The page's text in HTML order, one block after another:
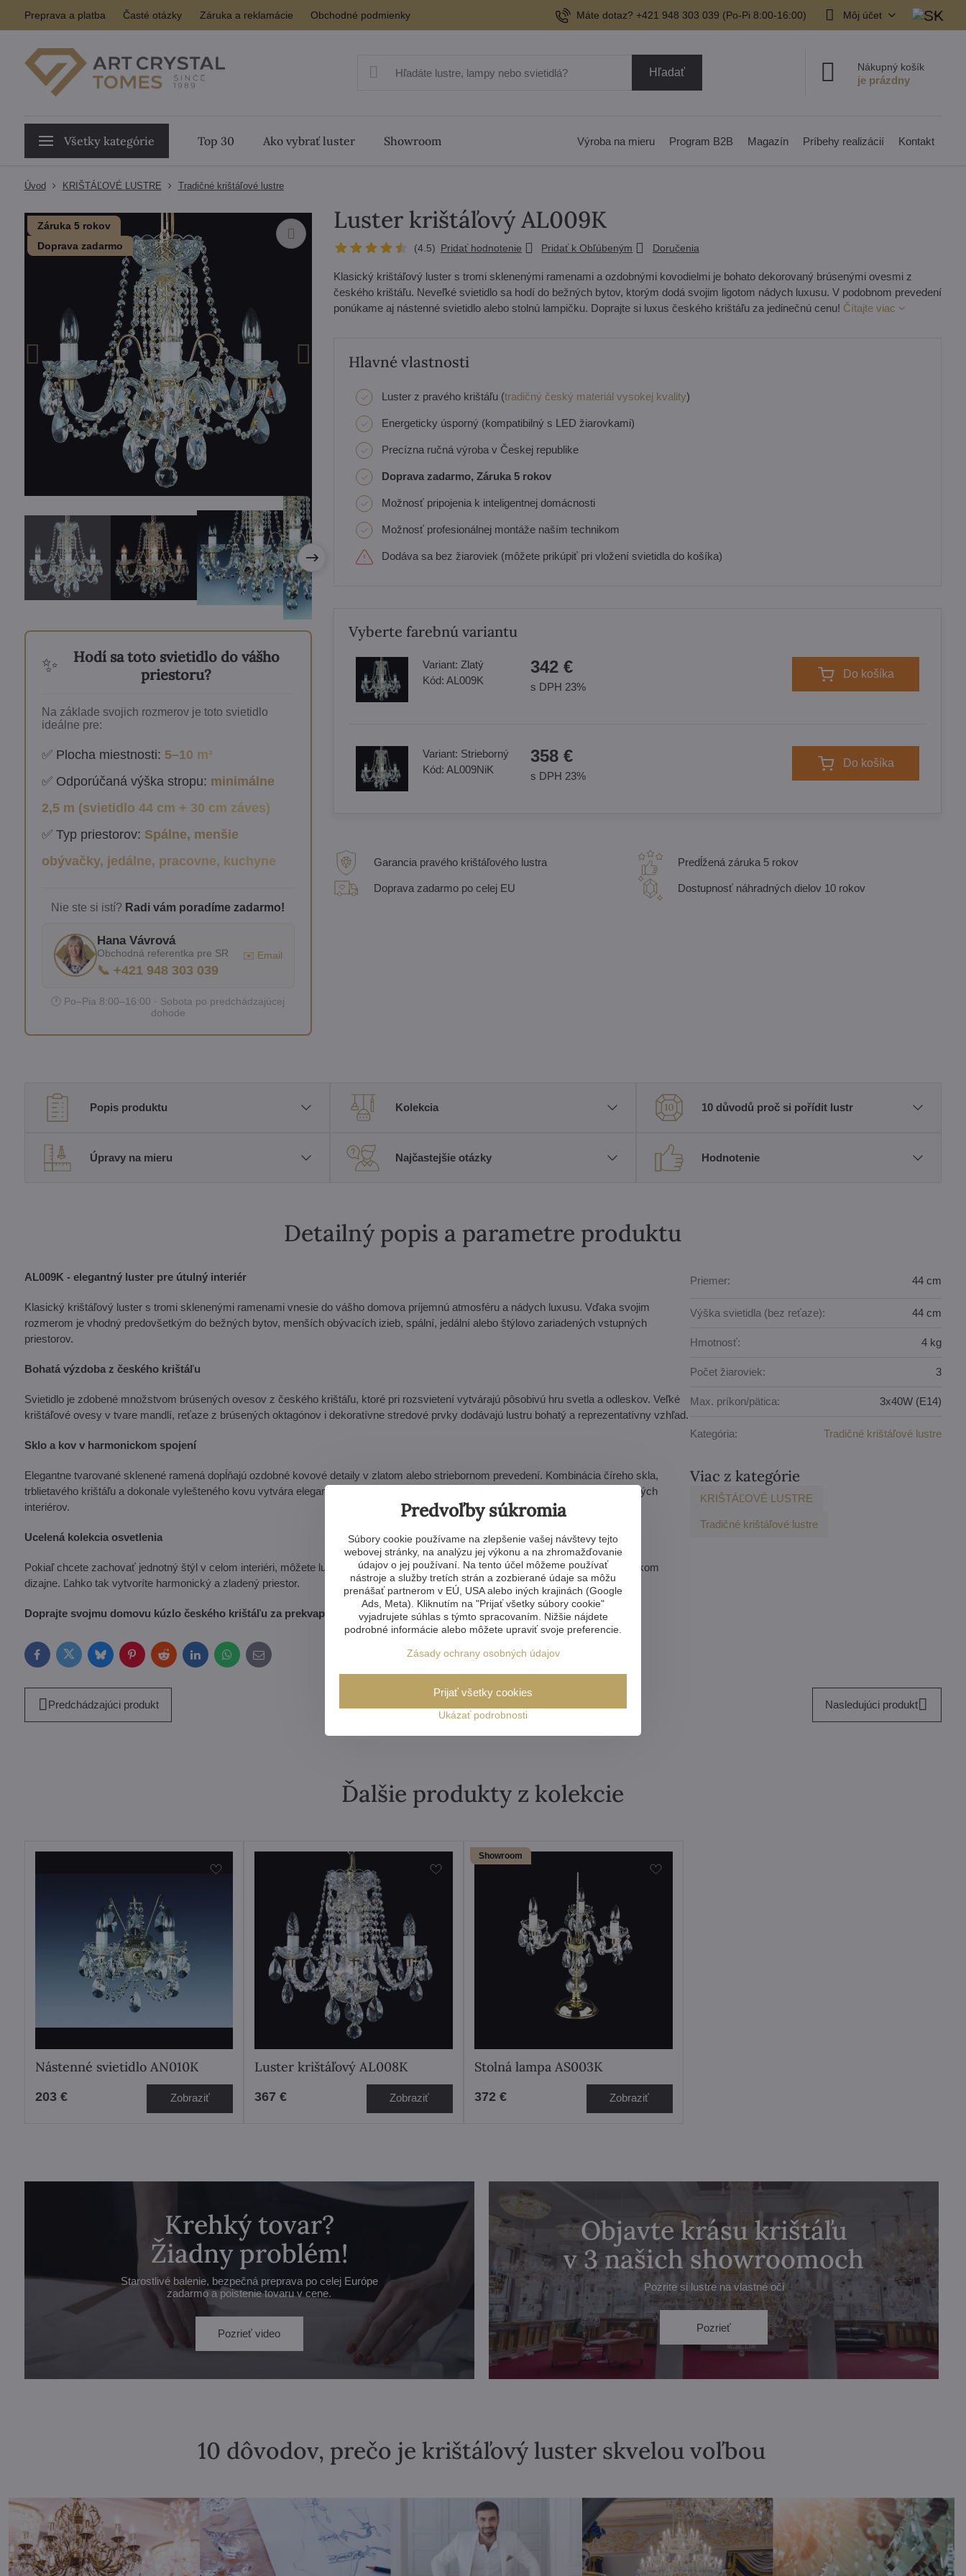
Preprava a platba Časté otázky Záruka a reklamácie Obchodné podmienky Máte dotaz? +421 948 303 039 (Po-Pi 8:00-16:00) Môj účet
Hľadať Nákupný košík
Všetky kategórie Top 30 Ako vybrať luster Showroom Výroba na mieru Program B2B Magazín Príbehy realizácií Kontakt
Úvod KRIŠTÁĽOVÉ LUSTRE Tradičné krištáľové lustre
Záruka 5 rokov
Doprava zadarmo
✨
Hodí sa toto svietidlo do vášho
priestoru?
Na základe svojich rozmerov je toto svietidlo
ideálne pre:
✅ Plocha miestnosti: 5–10 m²
✅ Odporúčaná výška stropu: minimálne
2,5 m (svietidlo 44 cm + 30 cm záves)
✅ Typ priestorov: Spálne, menšie
obývačky, jedálne, pracovne, kuchyne
Nie ste si istí? Radi vám poradíme zadarmo!
Hana Vávrová
Obchodná referentka pre SR
📞 +421 948 303 039
✉️ Email
🕐 Po–Pia 8:00–16:00 · Sobota po predchádzajúcej
dohode
Luster krištáľový AL009K
(4.5) Pridať hodnotenie Pridať k Obľúbeným Doručenia
Klasický krištáľový luster s tromi sklenenými ramenami a ozdobnými kovodielmi je bohato dekorovaný brúsenými ovesmi z
českého krištáľu. Neveľké svietidlo sa hodí do bežných bytov, ktorým dodá svojim ligotom nádych luxusu. V podobnom prevedení
ponúkame aj nástenné svietidlo alebo stolnú lampičku. Doprajte si luxus českého krištáľu za jedinečnú cenu! Čítajte viac
Hlavné vlastnosti
Luster z pravého krištáľu (tradičný český materiál vysokej kvality)
Energeticky úsporný (kompatibilný s LED žiarovkami)
Precízna ručná výroba v Českej republike
Doprava zadarmo, Záruka 5 rokov
Možnosť pripojenia k inteligentnej domácnosti
Možnosť profesionálnej montáže naším technikom
Dodáva sa bez žiaroviek (môžete prikúpiť pri vložení svietidla do košíka)
Vyberte farebnú variantu
Variant: Zlatý
Kód: AL009K
342 €
s DPH 23%
Do košíka
Variant: Strieborný
Kód: AL009NiK
358 €
s DPH 23%
Do košíka
Garancia pravého krištáľového lustra
Doprava zadarmo po celej EU
Predĺžená záruka 5 rokov
Dostupnosť náhradných dielov 10 rokov
Popis produktu Kolekcia 10 důvodů proč si pořídit lustr
Úpravy na mieru Najčastejšie otázky Hodnotenie
Detailný popis a parametre produktu
AL009K - elegantný luster pre útulný interiér
Klasický krištáľový luster s tromi sklenenými ramenami vnesie do vášho domova príjemnú atmosféru a nádych luxusu. Vďaka svojim
rozmerom je vhodný predovšetkým do bežných bytov, menších obývacích izieb, spální, jedální alebo štýlovo zariadených vstupných
priestorov.
Bohatá výzdoba z českého krištáľu
Svietidlo je zdobené množstvom brúsených ovesov z českého krištáľu, ktoré pri rozsvietení vytvárajú pôsobivú hru svetla a odleskov. Veľké
krištáľové ovesy v tvare mandlí, reťaze z brúsených oktagónov i dekoratívne stredové prvky dodávajú lustru bohatý a reprezentatívny vzhľad.
Sklo a kov v harmonickom spojení
Elegantne tvarované sklenené ramená dopĺňajú ozdobné kovové detaily v zlatom alebo striebornom prevedení. Kombinácia číreho skla,
trblietavého krištáľu a dokonale vylešteného kovu vytvára elegantný celok, ktorý sa ľahko začlení do klasických aj romanticky ladených
interiérov.
Ucelená kolekcia osvetlenia
Pokiaľ chcete zachovať jednotný štýl v celom interiéri, môžete luster doplniť nástenným svietidlom alebo stolnou lampičkou v rovnakom
dizajne. Ľahko tak vytvoríte harmonický a zladený priestor.
Doprajte svojmu domovu kúzlo českého krištáľu za prekvapivo dostupnú cenu.
FacebookTwitterBlueskyPinterestRedditLinkedInWhatsApp
E-
mail
Priemer: 44 cm
Výška svietidla (bez reťaze): 44 cm
Hmotnosť: 4 kg
Počet žiaroviek: 3
Max. príkon/pätica: 3x40W (E14)
Kategória: Tradičné krištáľové lustre
Viac z kategórie
KRIŠTÁĽOVÉ LUSTRE
Tradičné krištáľové lustre
Predchádzajúci produkt Nasledujúci produkt
Ďalšie produkty z kolekcie
Nástenné svietidlo AN010K
203 € Zobraziť
Luster krištáľový AL008K
367 € Zobraziť
Showroom
Stolná lampa AS003K
372 € Zobraziť
Krehký tovar?
Žiadny problém!
Starostlivé balenie, bezpečná preprava po celej Európe
zadarmo a poistenie tovaru v cene.
Pozrieť video
Objavte krásu krištáľu
v 3 našich showroomoch
Pozrite si lustre na vlastné oči
Pozrieť
10 dôvodov, prečo je krištáľový luster skvelou voľbou
Predvoľby súkromia
Súbory cookie používame na zlepšenie vašej návštevy tejto
webovej stránky, na analýzu jej výkonu a na zhromažďovanie
údajov o jej používaní. Na tento účel môžeme používať
nástroje a služby tretích strán a zozbierané údaje sa môžu
prenášať partnerom v EÚ, USA alebo iných krajinách (Google
Ads, Meta). Kliknutím na "Prijať všetky súbory cookie"
vyjadrujete súhlas s týmto spracovaním. Nižšie nájdete
podrobné informácie alebo môžete upraviť svoje preferencie.
Zásady ochrany osobných údajov
Ukázať podrobnosti
Prijať všetky cookies